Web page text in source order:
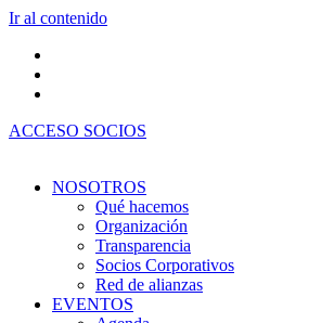
Ir al contenido
ACCESO SOCIOS
NOSOTROS
Qué hacemos
Organización
Transparencia
Socios Corporativos
Red de alianzas
EVENTOS